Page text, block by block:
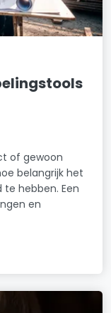
of gewoon
belangrijk het
hebben. Een
en